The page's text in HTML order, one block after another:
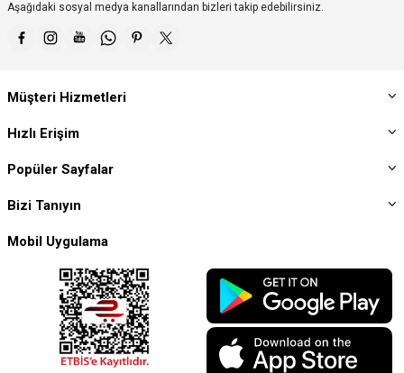
Aşağıdaki sosyal medya kanallarından bizleri takip edebilirsiniz.
Müşteri Hizmetleri
Hızlı Erişim
Popüler Sayfalar
Bizi Tanıyın
Mobil Uygulama